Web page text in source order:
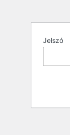
Jelszó